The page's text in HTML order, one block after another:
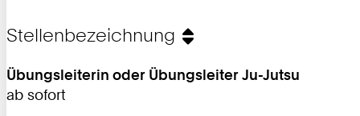
Stellenbezeichnung
Übungsleiterin oder Übungsleiter Ju-Jutsu
ab sofort